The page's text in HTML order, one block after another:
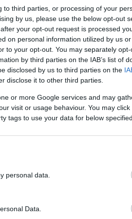
to third parties, or processing of your
by us, please use the below opt-out
your opt-out request is processed
on personal information utilized by us
to your opt-out. You may separately
by third parties on the IAB’s list of
disclosed by us to third parties on the
disclose it to other third parties.
or more Google services and may
visit or usage behaviour. You may
tags to use your data for below
personal data.
Data.
tesztprogramját a
Quartararo bukása